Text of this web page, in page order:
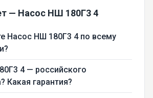
— Насос НШ 180Г3 4
Насос НШ 180Г3 4 по всему
4 — российского
Какая гарантия?